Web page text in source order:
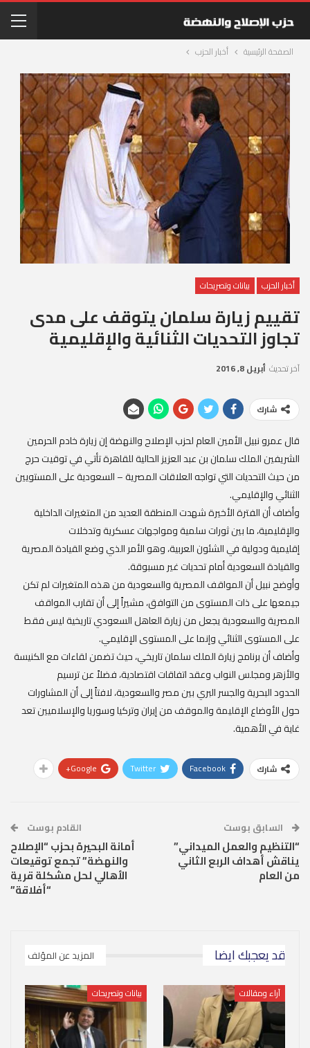
الصفحة الرئيسية أخبار الحزب
أخبار الحزب بيانات وتصريحات
تقييم زيارة سلمان يتوقف على مدى
تجاوز التحديات الثنائية والإقليمية
آخر تحديث أبريل 8, 2016
شارك
قال عمرو نبيل الأمين العام لحزب الإصلاح والنهضة إن زيارة خادم الحرمين
الشريفين الملك سلمان بن عبد العزيز الحالية للقاهرة تأتي في توقيت حرج
من حيث التحديات التي تواجه العلاقات المصرية – السعودية على المستويين
الثنائي والإقليمي.
وأضاف أن الفترة الأخيرة شهدت المنطقة العديد من المتغيرات الداخلية
والإقليمية، ما بين ثورات سلمية ومواجهات عسكرية وتدخلات
إقليمية ودولية في الشئون العربية، وهو الأمر الذي وضع القيادة المصرية
والقيادة السعودية أمام تحديات غير مسبوقة.
وأوضح نبيل أن المواقف المصرية والسعودية من هذه المتغيرات لم تكن
جيمعها على ذات المستوى من التوافق، مشيراً إلى أن تقارب المواقف
المصرية والسعودية يجعل من زيارة العاهل السعودي تاريخية ليس فقط
على المستوى الثنائي وإنما على المستوى الإقليمي.
وأضاف أن برنامج زيارة الملك سلمان تاريخي، حيث تضمن لقاءات مع الكنيسة
والأزهر ومجلس النواب وعقد اتفاقات اقتصادية، فضلاً عن ترسيم
الحدود البحرية والجسر البري بين مصر والسعودية، لافتاً إلى أن المشاورات
حول الأوضاع الإقليمة والموقف من إيران وتركيا وسوريا والإسلاميين تعد
غاية في الأهمية.
شارك Facebook
Twitter
Google+
السابق بوست
“التنظيم والعمل الميداني”
يناقش أهداف الربع الثاني
من العام
القادم بوست
أمانة البحيرة بحزب “الإصلاح
والنهضة” تجمع توقيعات
الأهالي لحل مشكلة قرية
“أفلاقة”
قد يعجبك ايضا المزيد عن المؤلف
آراء ومقالات بيانات وتصريحات